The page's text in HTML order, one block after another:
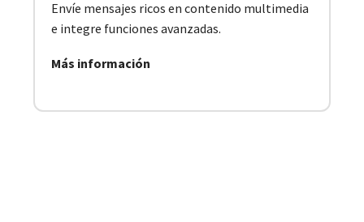
Envíe mensajes ricos en contenido multimedia
e integre funciones avanzadas.
Más información